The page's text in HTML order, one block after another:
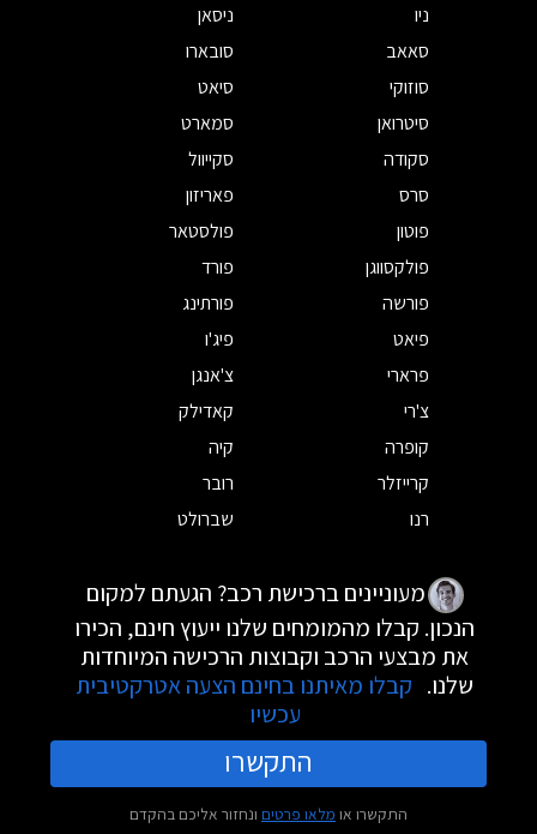
ניו
ניסאן
סאאב
סובארו
סוזוקי
סיאט
סיטרואן
סמארט
סקודה
סקייוול
סרס
פאריזון
פוטון
פולסטאר
פולקסווגן
פורד
פורשה
פורתינג
פיאט
פיג'ו
פרארי
צ'אנגן
צ'רי
קאדילק
קופרה
קיה
קרייזלר
רובר
רנו
שברולט
מעוניינים ברכישת רכב? הגעתם למקום
הנכון. קבלו מהמומחים שלנו ייעוץ חינם, הכירו
את מבצעי הרכב וקבוצות הרכישה המיוחדות
שלנו. קבלו מאיתנו בחינם הצעה אטרקטיבית
עכשיו
התקשרו
התקשרו או מלאו פרטים ונחזור אליכם בהקדם